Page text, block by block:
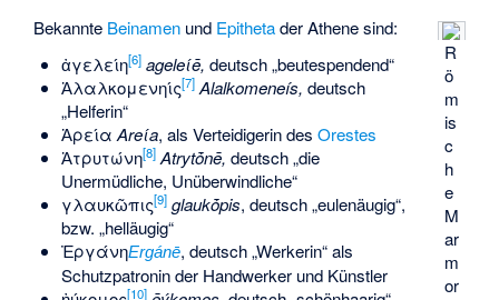
R
ö
m
is
c
h
e
M
ar
m
or
Bekannte Beinamen und Epithetader Athene sind:
ἀγελείη[6] ageleίē, deutsch „beutespendend“
Ἀλαλκομενηίς[7] Alalkomeneís, deutsch
„Helferin“
Ἀρεία Areίa, als Verteidigerin des Orestes
Ἀτρυτώνη[8] Atrytṓnē, deutsch „die
Unermüdliche, Unüberwindliche“
γλαυκῶπις[9] glaukṓpis, deutsch „eulenäugig“,
bzw. „helläugig“
ἘργάνηErgánē, deutsch „Werkerin“ als
Schutzpatronin der Handwerker und Künstler
[10]